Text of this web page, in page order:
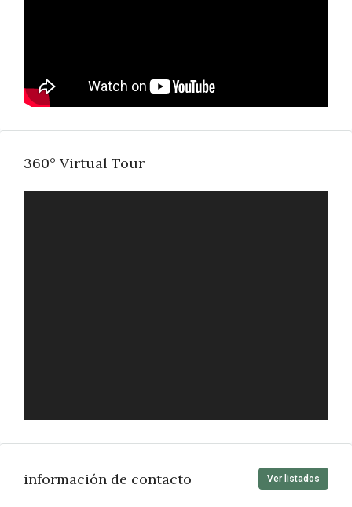
360° Virtual Tour
información de contacto Ver listados